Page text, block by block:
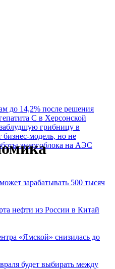
до 14,2% после решения
C в Херсонской
грибницу в
модель, но не
энергоблока на АЭС
зарабатывать 500 тысяч
нефти из России в Китай
«Ямской» снизилась до
будет выбирать между